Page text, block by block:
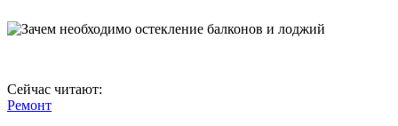
Сейчас читают:
Ремонт